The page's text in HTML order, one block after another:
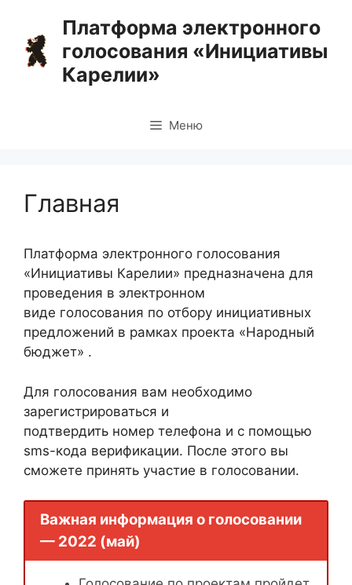
содержимому
Платформа электронного
голосования «Инициативы
Карелии»
Меню
Главная
Платформа электронного голосования
«Инициативы Карелии» предназначена для
проведения в электронном
виде голосования по отбору инициативных
предложений в рамках проекта «Народный
бюджет» .
Для голосования вам необходимо
зарегистрироваться и
подтвердить номер телефона и с помощью
sms-кода верификации. После этого вы
сможете принять участие в голосовании.
Важная информация о голосовании
— 2022 (май)